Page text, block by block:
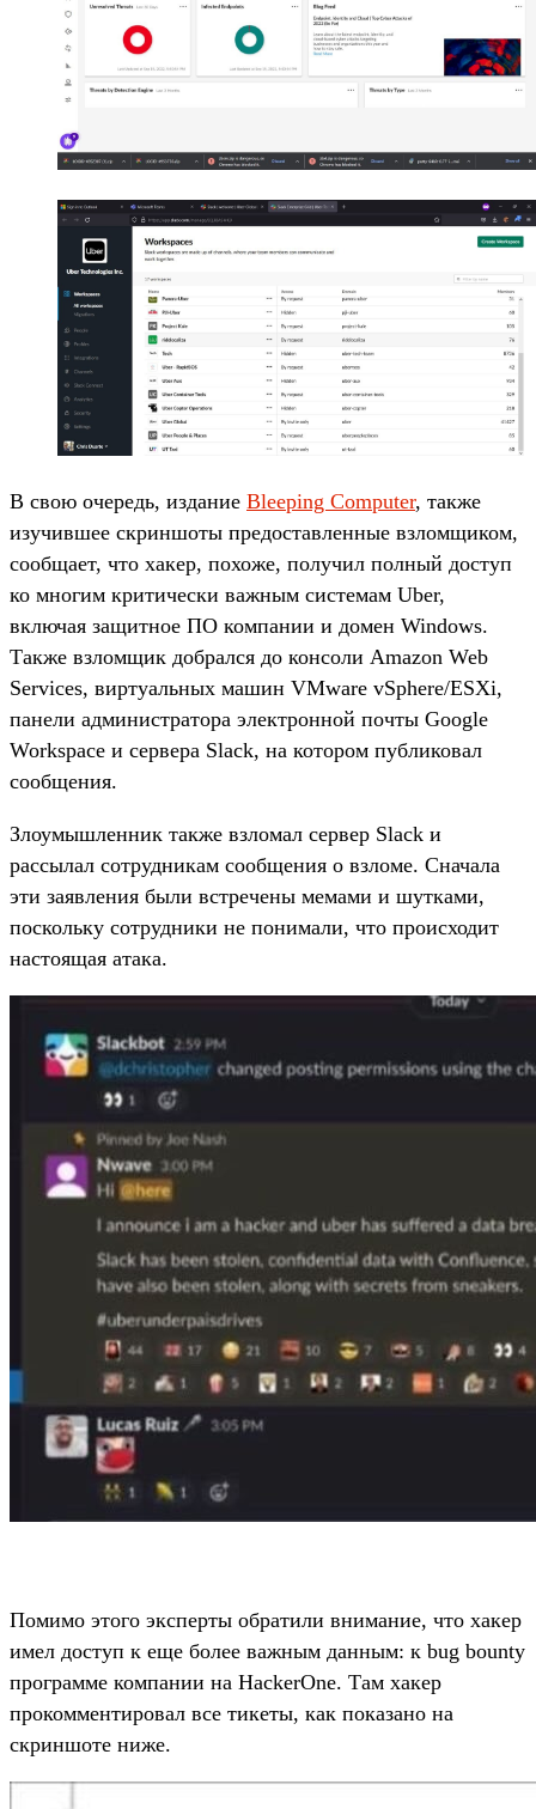
В свою очередь, издание Bleeping Computer, также
изучившее скриншоты предоставленные взломщиком,
сообщает, что хакер, похоже, получил полный доступ
ко многим критически важным системам Uber,
включая защитное ПО компании и домен Windows.
Также взломщик добрался до консоли Amazon Web
Services, виртуальных машин VMware vSphere/ESXi,
панели администратора электронной почты Google
Workspace и сервера Slack, на котором публиковал
сообщения.
Злоумышленник также взломал сервер Slack и
рассылал сотрудникам сообщения о взломе. Сначала
эти заявления были встречены мемами и шутками,
поскольку сотрудники не понимали, что происходит
настоящая атака.
Помимо этого эксперты обратили внимание, что хакер
имел доступ к еще более важным данным: к bug bounty
программе компании на HackerOne. Там хакер
прокомментировал все тикеты, как показано на
скриншоте ниже.